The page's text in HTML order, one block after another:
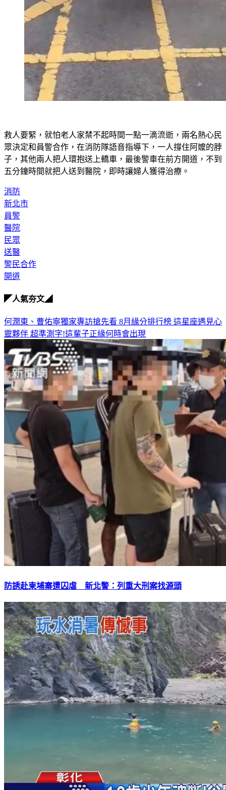
救人要緊，就怕老人家禁不起時間一點一滴流逝，兩名熱心民
眾決定和員警合作，在消防隊語音指導下，一人撐住阿嬤的脖
子，其他兩人把人環抱送上轎車，最後警車在前方開道，不到
五分鐘時間就把人送到醫院，即時讓婦人獲得治療。
消防
新北市
員警
醫院
民眾
送醫
警民合作
開道
◤人氣夯文◢
何潤東、曹佑寧獨家專訪搶先看 8月緣分排行榜 這星座遇見心
靈夥伴 超準測字!這輩子正緣何時會出現
防誘赴柬埔寨遭囚虐 新北警：列重大刑案找源頭